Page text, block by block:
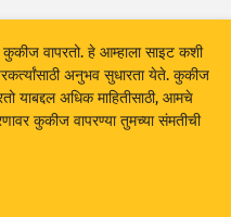
रिसेट
करा
FOUNDATION
संपर्क करा श्रेय
वापरतो. हे आम्हाला साइट कशी
अनुभव सुधारता येते. कुकीज
याबद्दल अधिक माहितीसाठी, आमचे
कुकीज वापरण्या तुमच्या संमतीची